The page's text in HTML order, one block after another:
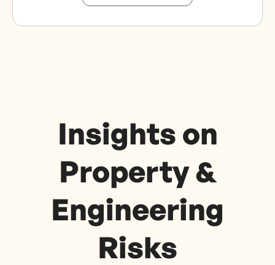
Insights on
Property &
Engineering
Risks